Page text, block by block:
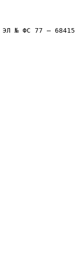
ЭЛ № ФС 77 – 68415